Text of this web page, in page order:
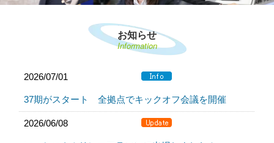
お知らせ
Information